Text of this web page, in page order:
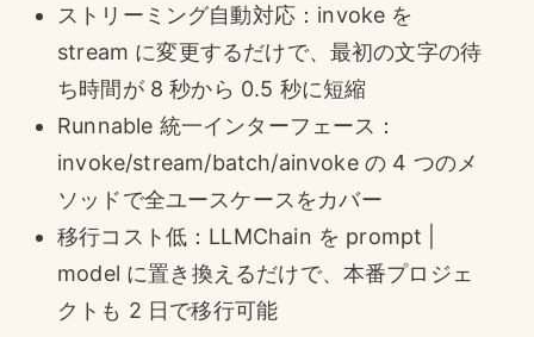
ストリーミング自動対応：invoke を
stream に変更するだけで、最初の文字の待
ち時間が 8 秒から 0.5 秒に短縮
Runnable 統一インターフェース：
invoke/stream/batch/ainvoke の 4 つのメ
ソッドで全ユースケースをカバー
移行コスト低：LLMChain を prompt |
model に置き換えるだけで、本番プロジェ
クトも 2 日で移行可能